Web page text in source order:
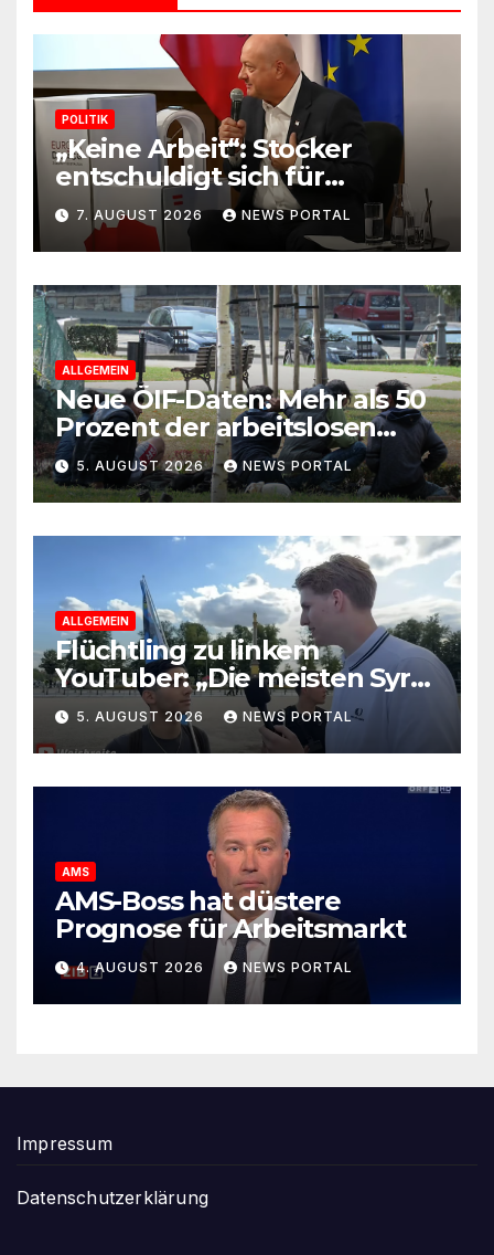
POLITIK
„Keine Arbeit“: Stocker
entschuldigt sich für
Skandal-Aussage zu
Kindererziehung
7. AUGUST 2026 NEWS PORTAL
ALLGEMEIN
Neue ÖIF-Daten: Mehr als 50
Prozent der arbeitslosen
Ausländer leben in Wien!
5. AUGUST 2026 NEWS PORTAL
ALLGEMEIN
Flüchtling zu linkem
YouTuber: „Die meisten Syrer
kommen wegen der
Sozialleistungen“
5. AUGUST 2026 NEWS PORTAL
AMS
AMS-Boss hat düstere
Prognose für Arbeitsmarkt
4. AUGUST 2026 NEWS PORTAL
Impressum
Datenschutzerklärung